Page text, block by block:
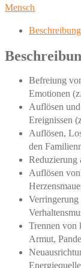
Mensch
Mensch
Beschreibung
Befreiung
Emotionen
Auflösen und
Ereignissen
Auflösen,
den
Reduzierung
Auflösen
Verringerung
Trennen von
Armut,